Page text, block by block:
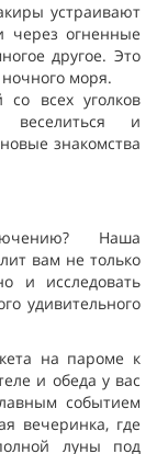
устраивают
через огненные
другое. Это
моря.
всех уголков
веселиться и
знакомства
Наша
вам не только
и исследовать
удивительного
на пароме к
и обеда у вас
событием
вечеринка, где
луны под